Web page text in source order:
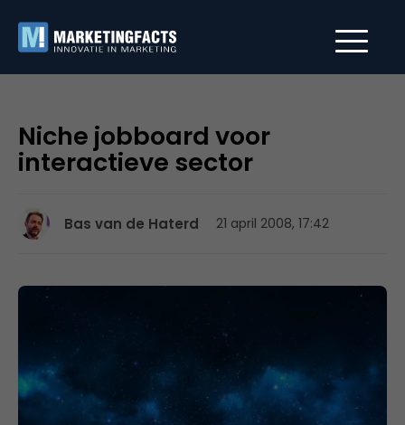
Niche jobboard voor
interactieve sector
Bas van de Haterd 21 april 2008, 17:42